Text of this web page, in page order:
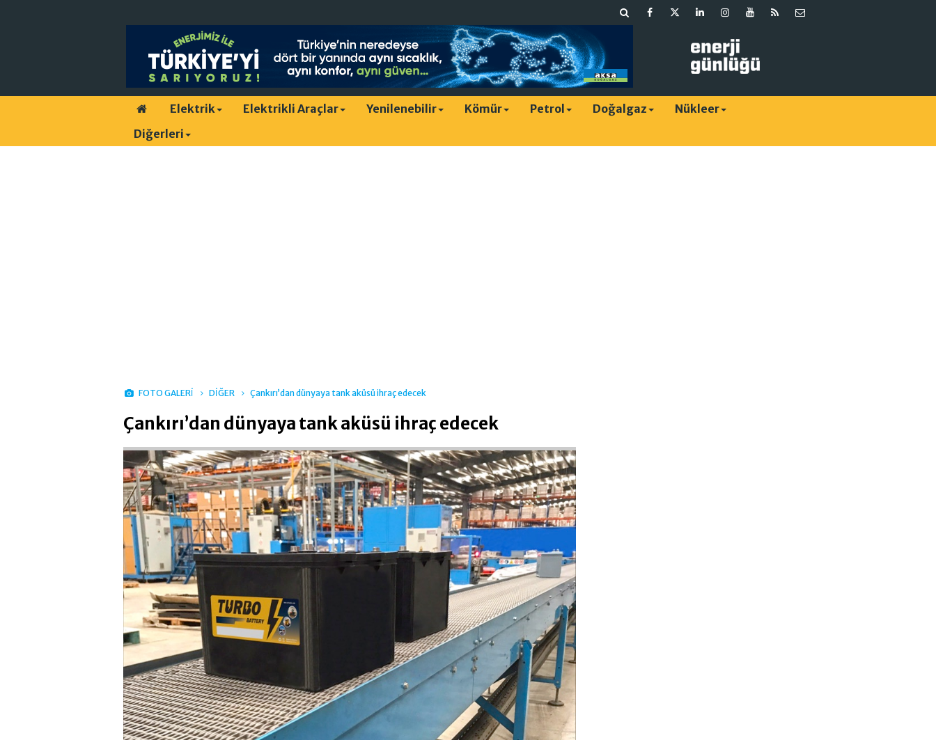
Elektrik Elektrikli Araçlar Yenilenebilir Kömür Petrol Doğalgaz
Nükleer
Diğerleri
FOTO GALERİ DİĞER Çankırı’dan dünyaya tank aküsü ihraç edecek
Çankırı’dan dünyaya tank aküsü ihraç edecek